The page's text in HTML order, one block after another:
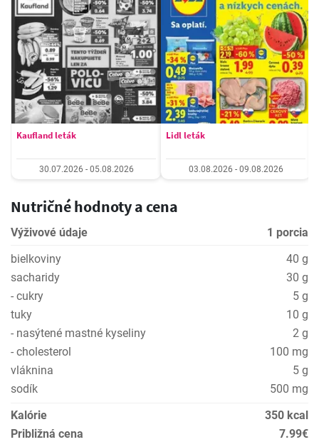
Kaufland leták
30.07.2026 - 05.08.2026
Lidl leták
03.08.2026 - 09.08.2026
Nutričné hodnoty a cena
Výživové údaje
1 porcia
bielkoviny
40 g
sacharidy
30 g
- cukry
5 g
tuky
10 g
- nasýtené mastné kyseliny
2 g
- cholesterol
100 mg
vláknina
5 g
sodík
500 mg
Kalórie
350 kcal
Približná cena
7.99€